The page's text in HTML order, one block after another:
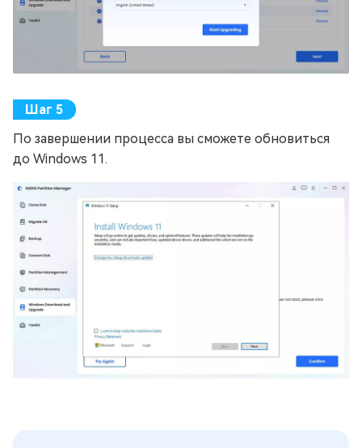
По завершении процесса вы сможете обновиться
до Windows 11.